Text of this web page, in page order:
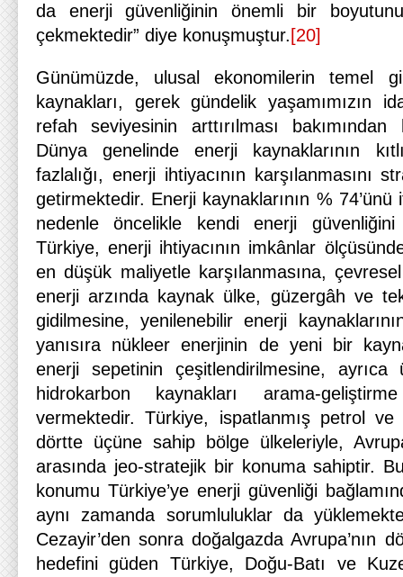
da enerji güvenliğinin önemli bir
çekmektedir” diye konuşmuştur. [20]
Günümüzde, ulusal ekonomilerin temel
kaynakları, gerek gündelik yaşamımızın
refah seviyesinin arttırılması
Dünya genelinde enerji kaynaklarının
fazlalığı, enerji ihtiyacının karşılanmasını
getirmektedir. Enerji kaynaklarının %
nedenle öncelikle kendi enerji güvenliğini
Türkiye, enerji ihtiyacının imkânlar
en düşük maliyetle karşılanmasına,
enerji arzında kaynak ülke, güzergâh ve
gidilmesine, yenilenebilir enerji kaynaklarının
yanısıra nükleer enerjinin de yeni bir
enerji sepetinin çeşitlendirilmesine, ayrıca
hidrokarbon kaynakları arama-
vermektedir. Türkiye, ispatlanmış petrol
dörtte üçüne sahip bölge ülkeleriyle,
arasında jeo-stratejik bir konuma sahiptir.
konumu Türkiye’ye enerji güvenliği
aynı zamanda sorumluluklar da
Cezayir’den sonra doğalgazda Avrupa’nın
hedefini güden Türkiye, Doğu-Batı ve